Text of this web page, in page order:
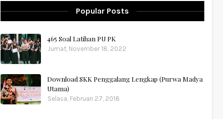
Popular Posts
465 Soal Latihan PU PK
Jumat, November 18, 2022
Download SKK Penggalang Lengkap (Purwa Madya
Utama)
Selasa, Februari 27, 2018